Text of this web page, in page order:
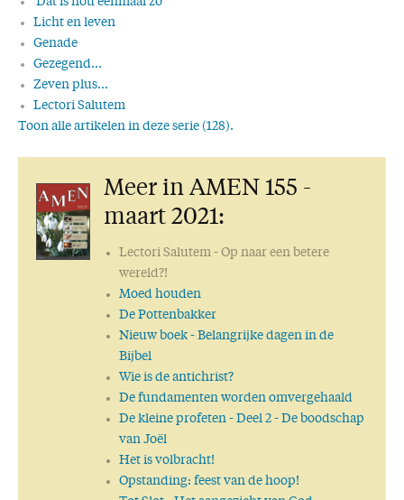
Licht en leven
Genade
Gezegend...
Zeven plus...
Lectori Salutem
Toon alle artikelen in deze serie (128).
Respect
Vernieuwing
Dank!
De ware wijsheid
Joodse wijsheden
50 keer AMEN: een mijlpaal!
Een getrouw Woord
Uit de eerste hand
Wat is waarheid?
Gods Woord geeft antwoord
Goed voornemen
Liefde en Leven
Waarheid versus Leugen
Meer in AMEN 155 -
maart 2021:
Lectori Salutem- Op naar een betere
wereld?!
Moed houden
De Pottenbakker
Nieuw boek- Belangrijke dagen in de
Bijbel
Wie is de antichrist?
De fundamenten worden omvergehaald
De kleine profeten- Deel 2 - De boodschap
van Joël
Het is volbracht!
Opstanding: feest van de hoop!